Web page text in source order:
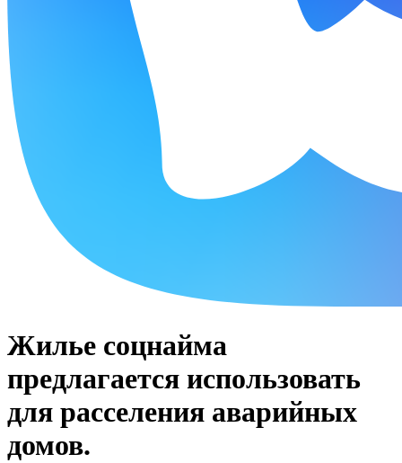
Жилье соцнайма
предлагается использовать
для расселения аварийных
домов.